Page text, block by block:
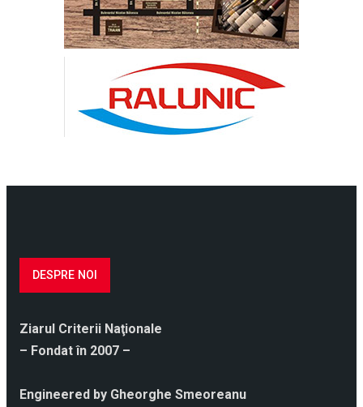
DESPRE NOI
Ziarul Criterii Naţionale
– Fondat în 2007 –
Engineered by Gheorghe Smeoreanu